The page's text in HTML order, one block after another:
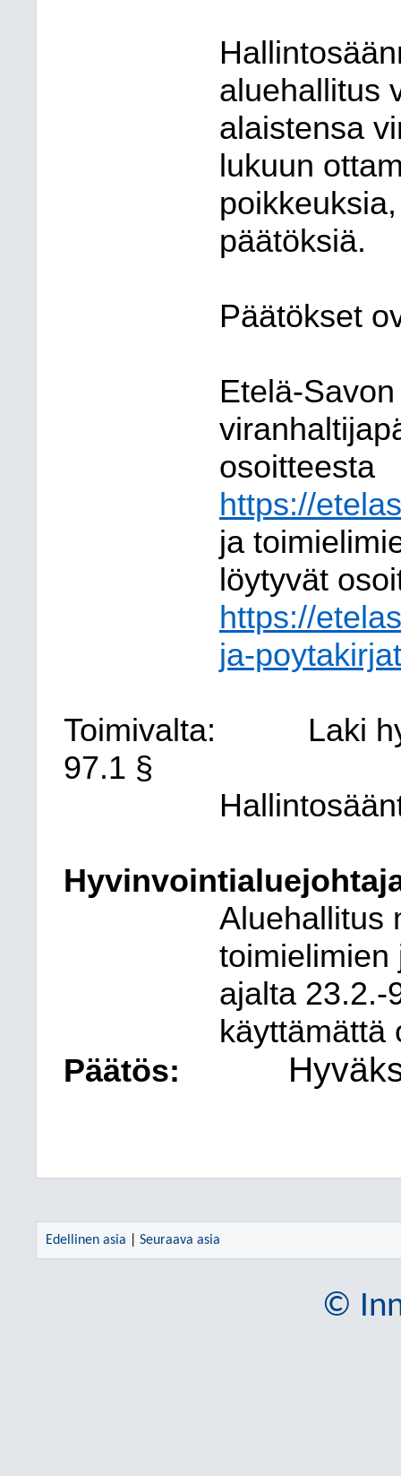
aluehallitus
alaistensa
lukuun
päätöksiä.
Päätökset
Etelä-
osoitteesta
https://
ja
löytyvät
https://
ja-
Toimivalta:
Laki
97.1 §
Aluehallitus
toimielimien
ajalta 23.2.-
käyttämättä
Päätös:
Edellinen asia Seuraava asia
©